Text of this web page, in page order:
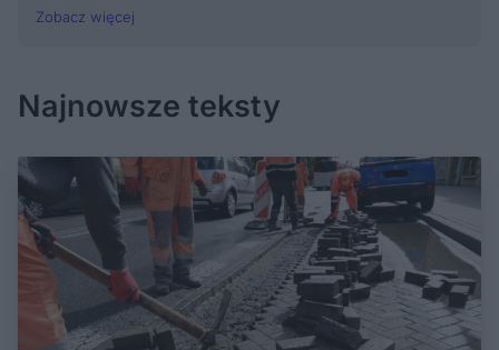
Zobacz więcej
Najnowsze teksty